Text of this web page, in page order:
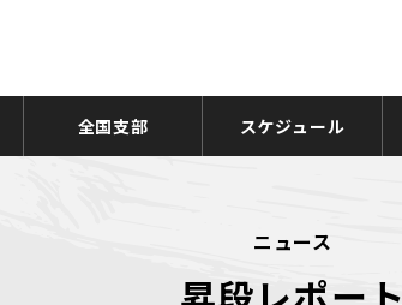
全国支部 スケジュール
ニュース